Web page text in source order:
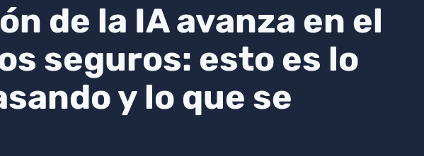
de la IA avanza en el
seguros: esto es lo
y lo que se